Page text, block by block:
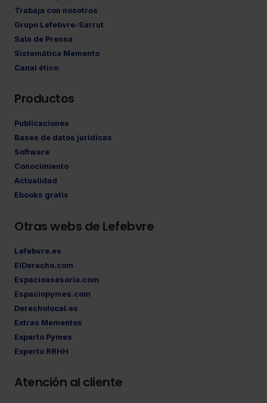
Trabaja con nosotros
Grupo Lefebvre-Sarrut
Sala de Prensa
Sistemática Memento
Canal ético
Productos
Publicaciones
Bases de datos jurídicas
Software
Conocimiento
Actualidad
Ebooks gratis
Otras webs de Lefebvre
Lefebvre.es
ElDerecho.com
Espacioasesoria.com
Espaciopymes.com
Derecholocal.es
Extras Mementos
Experto Pymes
Experto RRHH
Atención al cliente